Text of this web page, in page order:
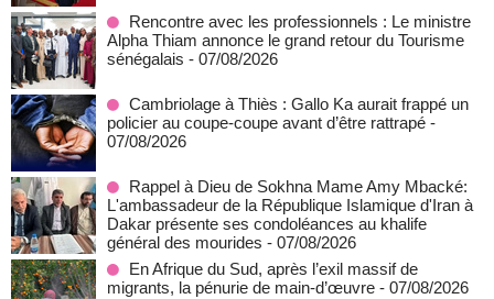
Rencontre avec les professionnels : Le ministre
Alpha Thiam annonce le grand retour du Tourisme
sénégalais - 07/08/2026
Cambriolage à Thiès : Gallo Ka aurait frappé un
policier au coupe-coupe avant d’être rattrapé -
07/08/2026
Rappel à Dieu de Sokhna Mame Amy Mbacké:
L'ambassadeur de la République Islamique d'Iran à
Dakar présente ses condoléances au khalife
général des mourides - 07/08/2026
En Afrique du Sud, après l’exil massif de
migrants, la pénurie de main-d’œuvre - 07/08/2026